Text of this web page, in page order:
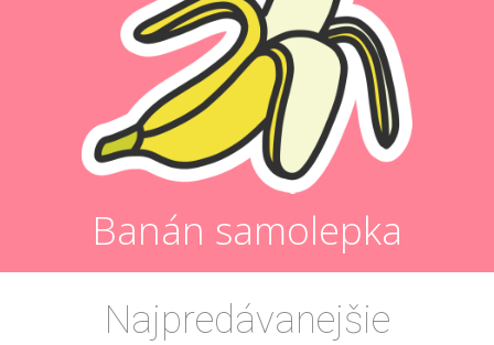
Banán samolepka
Najpredávanejšie